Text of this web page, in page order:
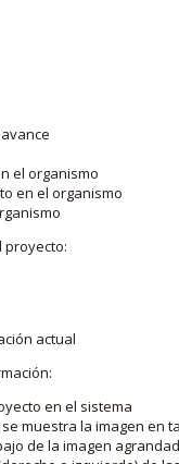
el organismo
en el organismo
proyecto:
actual
en el sistema
muestra la imagen
de la imagen